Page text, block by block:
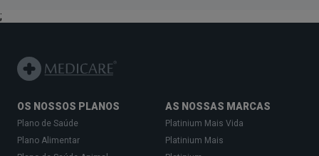
;
OS NOSSOS PLANOS
Plano de Saúde
Plano Alimentar
AS NOSSAS MARCAS
Platinium Mais Vida
Platinium Mais